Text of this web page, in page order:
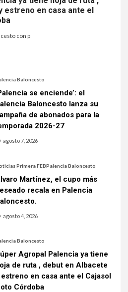
estreno en casa ante el
con p
Baloncesto
se enciende’: el
Baloncesto lanza su
de abonados para la
2026-27
agosto 7, 2026
Primera FEBPalencia Baloncesto
Martínez, el cupo más
recala en Palencia
agosto 4, 2026
Baloncesto
Agropal Palencia ya tiene
de ruta , debut en Albacete
en casa ante el Cajasol
Córdoba